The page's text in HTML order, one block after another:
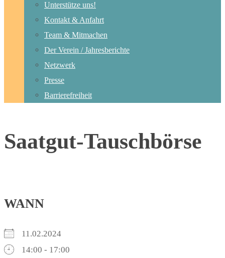
Unterstütze uns!
Kontakt & Anfahrt
Team & Mitmachen
Der Verein / Jahresberichte
Netzwerk
Presse
Barrierefreiheit
Saatgut-Tauschbörse
WANN
11.02.2024
14:00 - 17:00